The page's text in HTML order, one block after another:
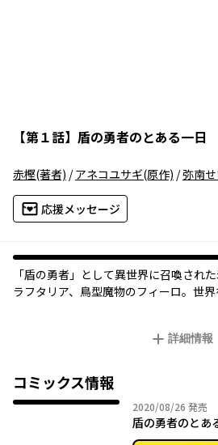
【第１話】 盾の勇者のとある一日
赤樫(著者) /アネコユサギ(原作) /弥南
応援メッセージ
「盾の勇者」として異世界に召喚され
ラフタリア、鳥型魔物のフィーロ。世
詳細情報
コミックス情報
2020/08/26 2020
発売
盾の勇者のとあ